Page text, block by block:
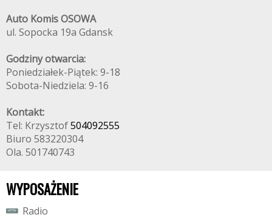
Auto Komis OSOWA
ul. Sopocka 19a Gdansk
Godziny otwarcia:
Poniedziałek-Piątek: 9-18
Sobota-Niedziela: 9-16
Kontakt:
Tel: Krzysztof504092555
Biuro 583220304
Ola. 501740743
WYPOSAŻENIE
Radio